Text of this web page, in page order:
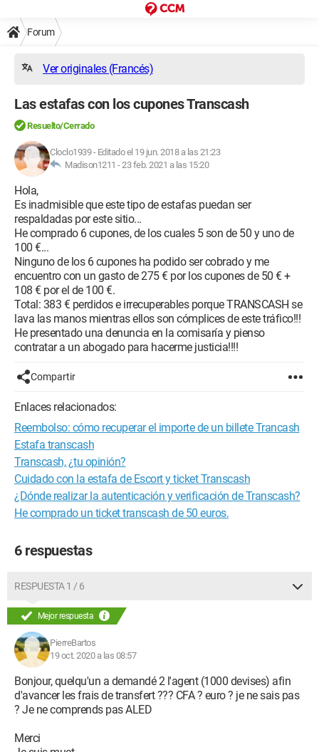
Forum
Ver originales (Francés)
Las estafas con los cupones Transcash
Resuelto/Cerrado
Cloclo1939- Editado el 19 jun. 2018 a las 21:23
Madison1211 -23 feb. 2021 a las 15:20
Hola,
Es inadmisible que este tipo de estafas puedan ser
respaldadas por este sitio...
He comprado 6 cupones, de los cuales 5 son de 50 y uno de
100 €...
Ninguno de los 6 cupones ha podido ser cobrado y me
encuentro con un gasto de 275 € por los cupones de 50 € +
108 € por el de 100 €.
Total: 383 € perdidos e irrecuperables porque TRANSCASH se
lava las manos mientras ellos son cómplices de este tráfico!!!
He presentado una denuncia en la comisaría y pienso
contratar a un abogado para hacerme justicia!!!!
Compartir
Enlaces relacionados:
Reembolso: cómo recuperar el importe de un billete Trancash
Estafa transcash
Transcash, ¿tu opinión?
Cuidado con la estafa de Escort y ticket Transcash
¿Dónde realizar la autenticación y verificación de Transcash?
He comprado un ticket transcash de 50 euros.
6 respuestas
RESPUESTA 1 / 6
Mejor respuesta
PierreBartos
19 oct. 2020 a las 08:57
Bonjour, quelqu'un a demandé 2 l'agent (1000 devises) afin
d'avancer les frais de transfert ??? CFA ? euro ? je ne sais pas
? Je ne comprends pas ALED
Merci